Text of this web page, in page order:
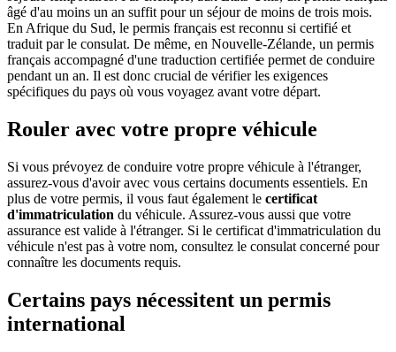
âgé d'au moins un an suffit pour un séjour de moins de trois mois.
En Afrique du Sud, le permis français est reconnu si certifié et
traduit par le consulat. De même, en Nouvelle-Zélande, un permis
français accompagné d'une traduction certifiée permet de conduire
pendant un an. Il est donc crucial de vérifier les exigences
spécifiques du pays où vous voyagez avant votre départ.
Rouler avec votre propre véhicule
Si vous prévoyez de conduire votre propre véhicule à l'étranger,
assurez-vous d'avoir avec vous certains documents essentiels. En
plus de votre permis, il vous faut également le certificat
d'immatriculation du véhicule. Assurez-vous aussi que votre
assurance est valide à l'étranger. Si le certificat d'immatriculation du
véhicule n'est pas à votre nom, consultez le consulat concerné pour
connaître les documents requis.
Certains pays nécessitent un permis
international